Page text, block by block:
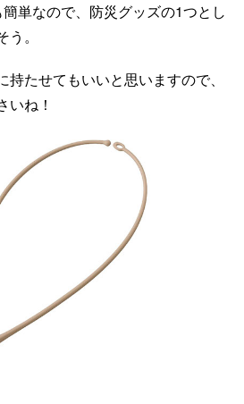
単なので、防災グッズの1つとし
。
たせてもいいと思いますので、
いね！